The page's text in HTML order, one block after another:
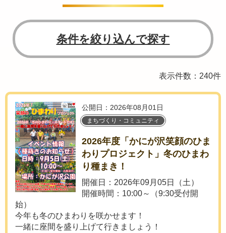
条件を絞り込んで探す
表示件数：240件
公開日：2026年08月01日
まちづくり・コミュニティ
2026年度「かにが沢笑顔のひま
わりプロジェクト」冬のひまわ
り種まき！
開催日：2026年09月05日（土）
開催時間：10:00～（9:30受付開
始）
今年も冬のひまわりを咲かせます！
一緒に座間を盛り上げて行きましょう！